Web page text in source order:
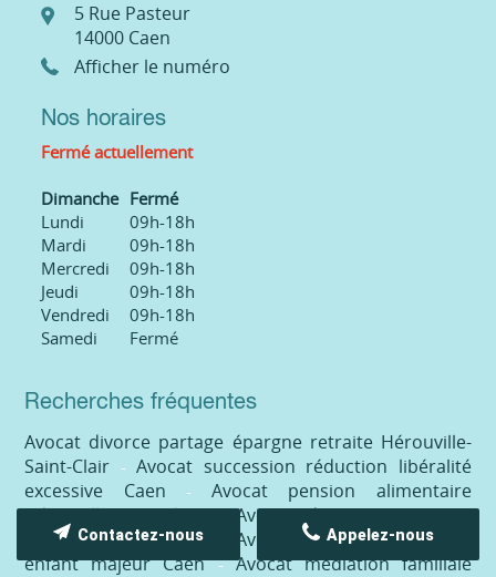
5 Rue Pasteur
14000 Caen
Afficher le numéro
Nos horaires
Fermé actuellement
Dimanche Fermé
Lundi
09h-18h
Mardi
09h-18h
Mercredi
09h-18h
Jeudi
09h-18h
Vendredi
09h-18h
Samedi
Fermé
Recherches fréquentes
Avocat divorce partage épargne retraite Hérouville-
Saint-Clair
Avocat succession réduction libéralité
excessive Caen
Avocat pension alimentaire
Hérouville-Saint-Clair
Avocat divorce protection
retraite conjoint Caen
Avocat pension alimentaire
enfant majeur Caen
Avocat médiation familiale
Appelez-nous
Contactez-nous